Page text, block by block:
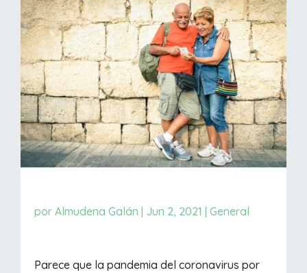
porAlmudena Galán Jun 2, 2021 |General
Parece que la pandemia del coronavirus por